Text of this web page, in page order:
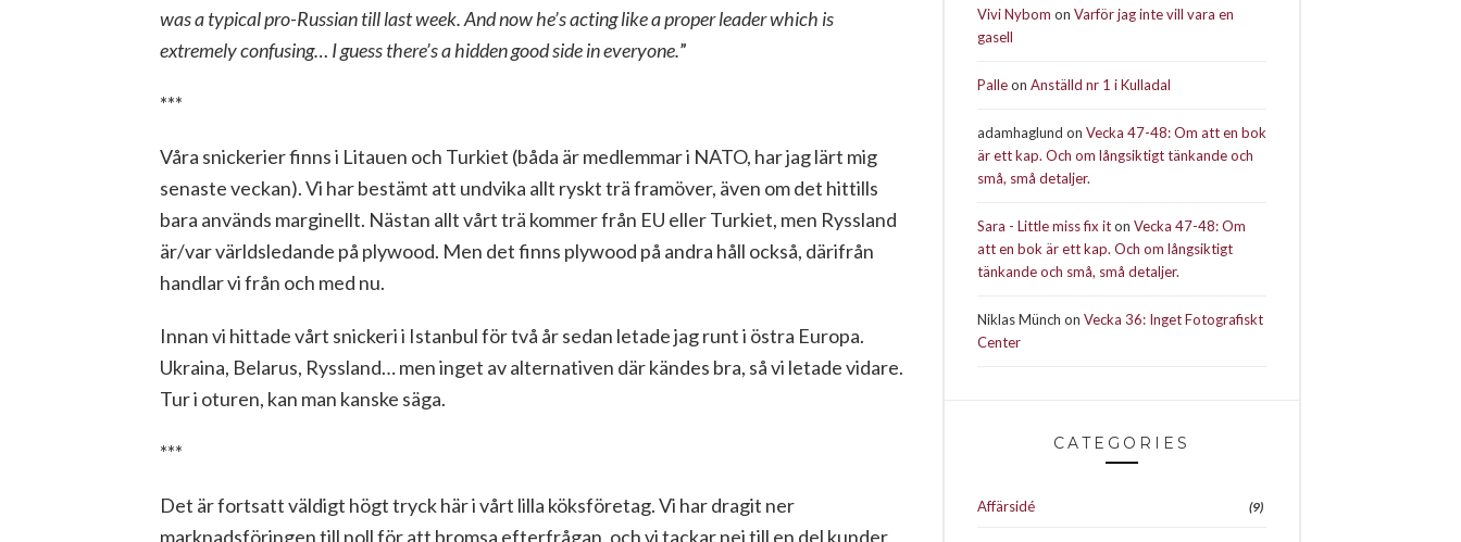
was a typical pro-Russian till last week. And now he’s acting like a proper leader which is
extremely confusing… I guess there’s a hidden good side in everyone.”
***
Våra snickerier finns i Litauen och Turkiet (båda är medlemmar i NATO, har jag lärt mig
senaste veckan). Vi har bestämt att undvika allt ryskt trä framöver, även om det hittills
bara används marginellt. Nästan allt vårt trä kommer från EU eller Turkiet, men Ryssland
är/var världsledande på plywood. Men det finns plywood på andra håll också, därifrån
handlar vi från och med nu.
Innan vi hittade vårt snickeri i Istanbul för två år sedan letade jag runt i östra Europa.
Ukraina, Belarus, Ryssland… men inget av alternativen där kändes bra, så vi letade vidare.
Tur i oturen, kan man kanske säga.
***
Det är fortsatt väldigt högt tryck här i vårt lilla köksföretag. Vi har dragit ner
marknadsföringen till noll för att bromsa efterfrågan, och vi tackar nej till en del kunder
Vivi Nybom on Varför jag inte vill vara en
gasell
Palleon Anställd nr 1 i Kulladal
adamhaglund on Vecka 47-48: Om att en bok
är ett kap. Och om långsiktigt tänkande och
små, små detaljer.
Sara - Little miss fix iton Vecka 47-48: Om
att en bok är ett kap. Och om långsiktigt
tänkande och små, små detaljer.
Niklas Münch on Vecka 36: Inget Fotografiskt
Center
CATEGORIES
Affärsidé (9)